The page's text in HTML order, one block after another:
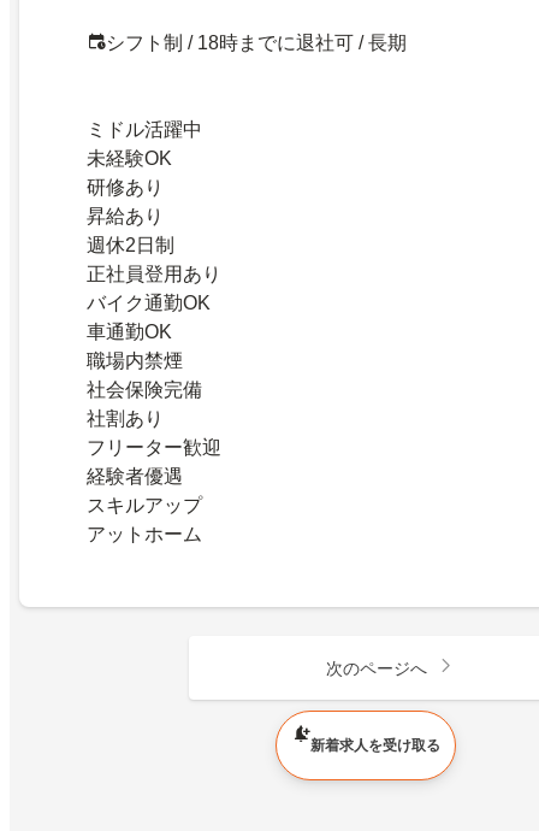
シフト制 / 18時までに退社可 / 長期
ミドル活躍中
未経験OK
研修あり
昇給あり
週休2日制
正社員登用あり
バイク通勤OK
車通勤OK
職場内禁煙
社会保険完備
社割あり
フリーター歓迎
経験者優遇
スキルアップ
アットホーム
次のページへ
1 ページ目（全 547 件）
新着求人を受け取る